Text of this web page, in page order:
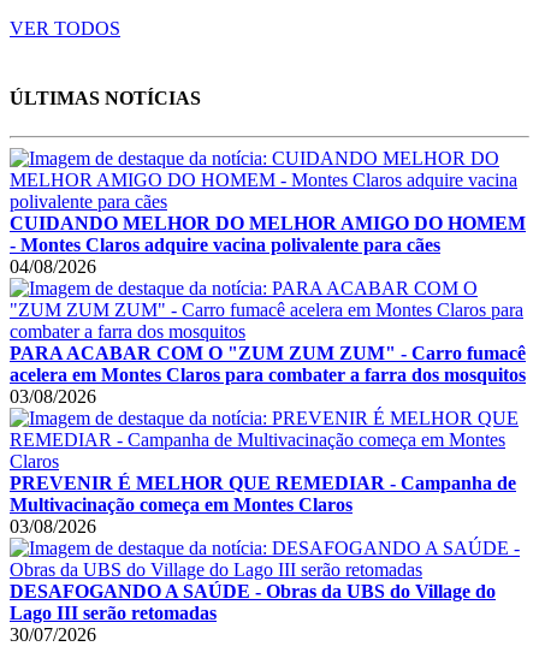
VER TODOS
ÚLTIMAS NOTÍCIAS
CUIDANDO MELHOR DO MELHOR AMIGO DO HOMEM
- Montes Claros adquire vacina polivalente para cães
04/08/2026
PARA ACABAR COM O "ZUM ZUM ZUM" - Carro fumacê
acelera em Montes Claros para combater a farra dos mosquitos
03/08/2026
PREVENIR É MELHOR QUE REMEDIAR - Campanha de
Multivacinação começa em Montes Claros
03/08/2026
DESAFOGANDO A SAÚDE - Obras da UBS do Village do
Lago III serão retomadas
30/07/2026